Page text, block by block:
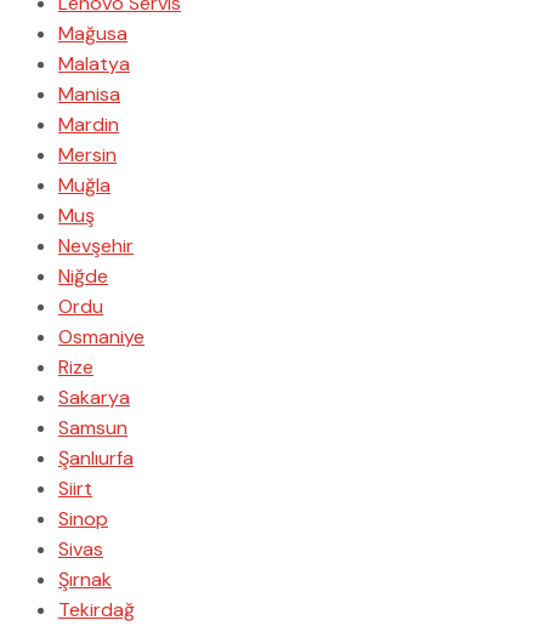
Mağusa
Malatya
Manisa
Mardin
Mersin
Muğla
Muş
Nevşehir
Niğde
Ordu
Osmaniye
Rize
Sakarya
Samsun
Şanlıurfa
Siirt
Sinop
Sivas
Şırnak
Tekirdağ